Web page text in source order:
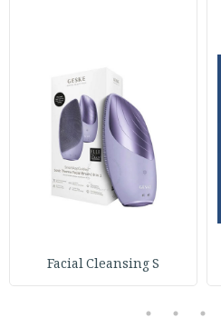
Facial Cleansing S
3
4
5